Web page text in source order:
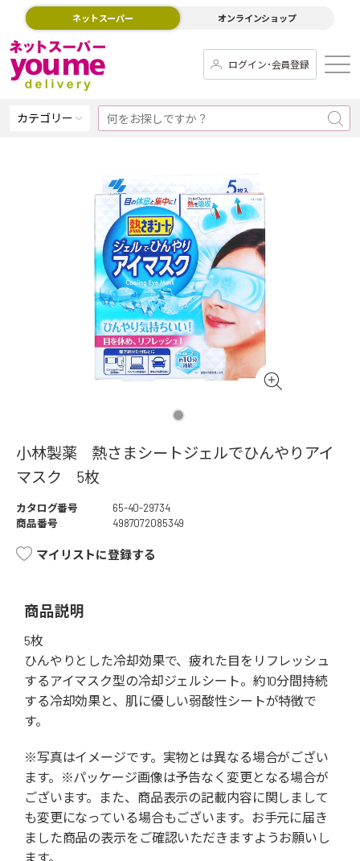
ネットスーパー オンラインショップ
ログイン･会員登録
カテゴリー
小林製薬 熱さまシートジェルでひんやりアイ
マスク 5枚
カタログ番号
65-40-29734
商品番号
4987072085349
マイリストに登録する
商品説明
5枚
ひんやりとした冷却効果で、疲れた目をリフレッシュ
するアイマスク型の冷却ジェルシート。約10分間持続
する冷却効果と、肌に優しい弱酸性シートが特徴で
す。
※写真はイメージです。実物とは異なる場合がござい
ます。※パッケージ画像は予告なく変更となる場合が
ございます。また、商品表示の記載内容に関しまして
も変更になっている場合もございます。お手元に届き
ました商品の表示をご確認いただきますようお願いし
ます。